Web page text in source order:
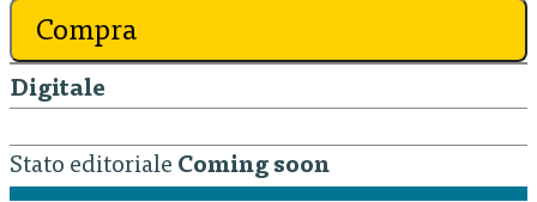
Compra
Digitale
Stato editoriale Coming soon